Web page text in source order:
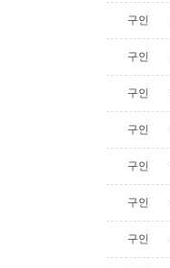
구인
구인
구인
구인
구인
구인
구인